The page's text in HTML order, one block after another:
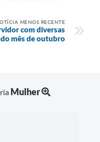
MENOS RECENTE
com diversas
mês de outubro
Mulher